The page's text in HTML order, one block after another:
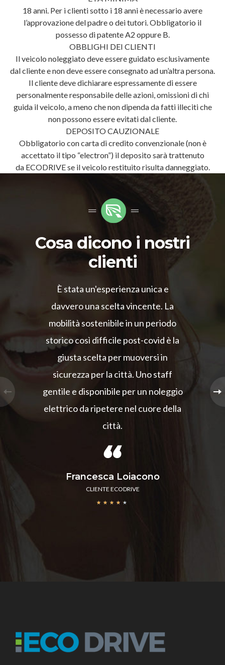
18 anni. Per i clienti sotto i 18 anni è necessario avere
l’approvazione del padre o dei tutori. Obbligatorio il
possesso di patente A2 oppure B.
OBBLIGHI DEI CLIENTI
Il veicolo noleggiato deve essere guidato esclusivamente
dal cliente e non deve essere consegnato ad un’altra persona.
Il cliente deve dichiarare espressamente di essere
personalmente responsabile delle azioni, omissioni di chi
guida il veicolo, a meno che non dipenda da fatti illeciti che
non possono essere evitati dal cliente.
DEPOSITO CAUZIONALE
Obbligatorio con carta di credito convenzionale (non è
accettato il tipo “electron”) il deposito sarà trattenuto
da ECODRIVE se il veicolo restituito risulta danneggiato.
Cosa dicono i nostri
clienti
È stata un'esperienza unica e
davvero una scelta vincente. La
mobilità sostenibile in un periodo
storico così difficile post-covid è la
giusta scelta per muoversi in
sicurezza per la città. Uno staff
gentile e disponibile per un noleggio
elettrico da ripetere nel cuore della
città.
Francesca Loiacono
CLIENTE ECODRIVE
★ ★ ★ ★ ★